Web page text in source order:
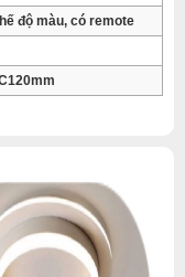
độ màu, có remote